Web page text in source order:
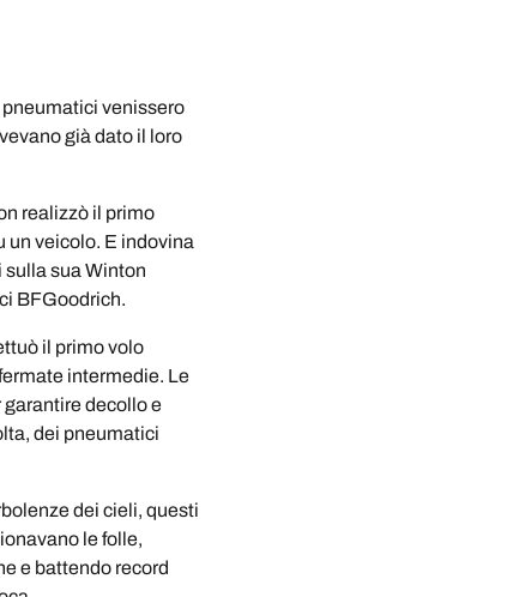
pneumatici venissero
già dato il loro
realizzò il primo
un veicolo. E indovina
sua Winton
BFGoodrich.
il primo volo
intermedie. Le
decollo e
dei pneumatici
dei cieli, questi
le folle,
e battendo record